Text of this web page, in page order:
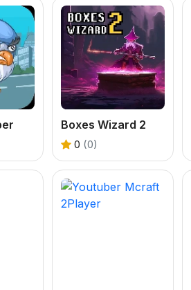
Boxes Wizard 2
0 (0)